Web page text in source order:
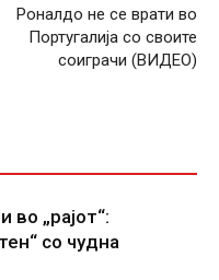
Роналдо не се врати во
Португалија со своите
соиграчи (ВИДЕО)
„рајот“:
со чудна